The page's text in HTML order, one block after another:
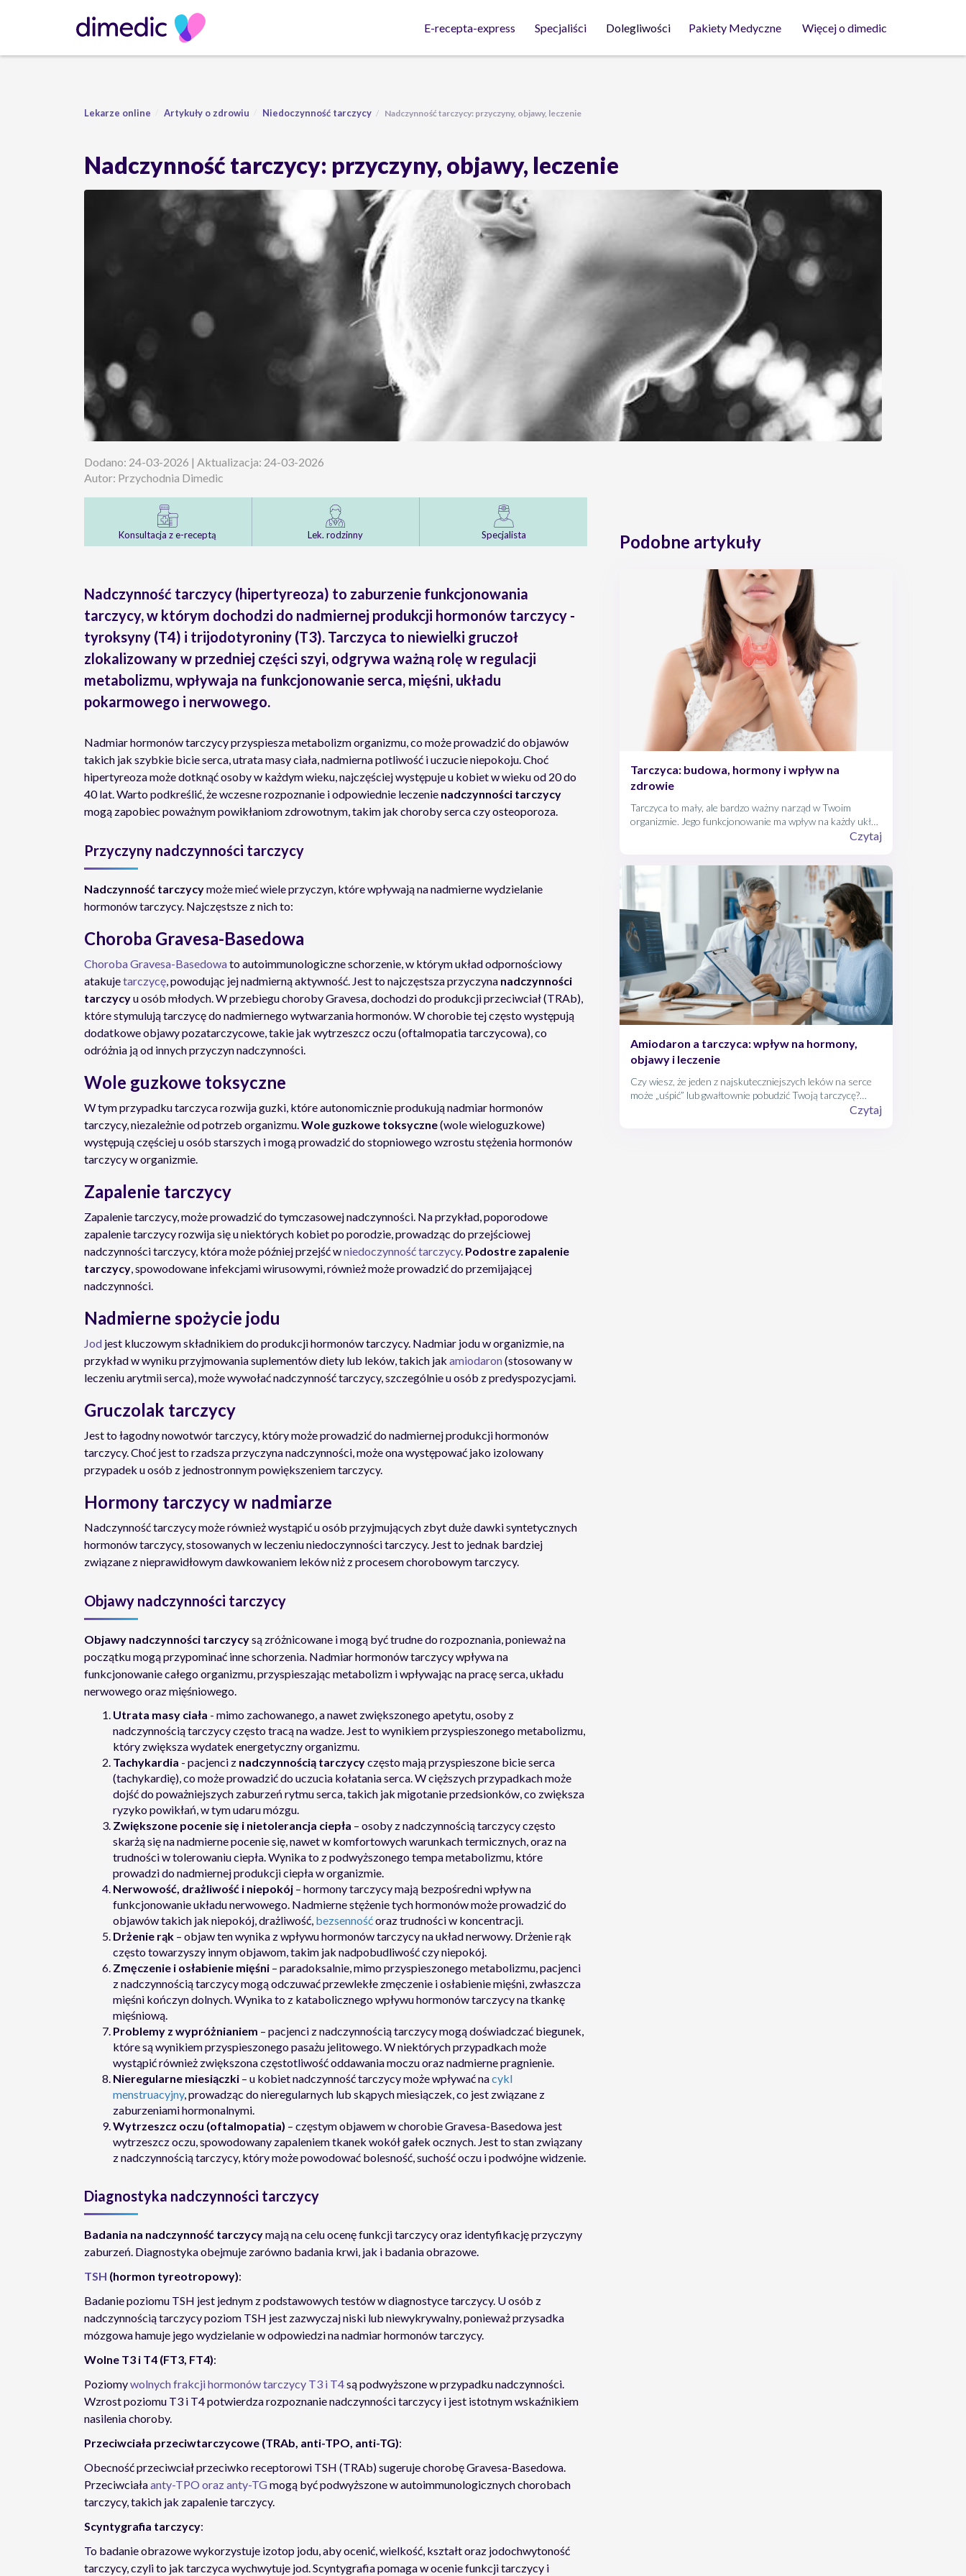
E-recepta-express Specjaliści Dolegliwości Pakiety Medyczne Więcej o dimedic
Lekarze online Artykuły o zdrowiu Niedoczynność tarczycy Nadczynność tarczycy: przyczyny, objawy, leczenie
Nadczynność tarczycy: przyczyny, objawy, leczenie
Dodano: 24-03-2026 | Aktualizacja: 24-03-2026
Autor: Przychodnia Dimedic
Konsultacja z e-receptą Lek. rodzinny Specjalista
Nadczynność tarczycy (hipertyreoza) to zaburzenie funkcjonowania
tarczycy, w którym dochodzi do nadmiernej produkcji hormonów tarczycy -
tyroksyny (T4) i trijodotyroniny (T3). Tarczyca to niewielki gruczoł
zlokalizowany w przedniej części szyi, odgrywa ważną rolę w regulacji
metabolizmu, wpływaja na funkcjonowanie serca, mięśni, układu
pokarmowego i nerwowego.
Nadmiar hormonów tarczycy przyspiesza metabolizm organizmu, co może prowadzić do objawów
takich jak szybkie bicie serca, utrata masy ciała, nadmierna potliwość i uczucie niepokoju. Choć
hipertyreoza może dotknąć osoby w każdym wieku, najczęściej występuje u kobiet w wieku od 20 do
40 lat. Warto podkreślić, że wczesne rozpoznanie i odpowiednie leczenie nadczynności tarczycy
mogą zapobiec poważnym powikłaniom zdrowotnym, takim jak choroby serca czy osteoporoza.
Przyczyny nadczynności tarczycy
Nadczynność tarczycymoże mieć wiele przyczyn, które wpływają na nadmierne wydzielanie
hormonów tarczycy. Najczęstsze z nich to:
Choroba Gravesa-Basedowa
Choroba Gravesa-Basedowato autoimmunologiczne schorzenie, w którym układ odpornościowy
atakujetarczycę, powodując jej nadmierną aktywność. Jest to najczęstsza przyczyna nadczynności
tarczycyu osób młodych. W przebiegu choroby Gravesa, dochodzi do produkcji przeciwciał (TRAb),
które stymulują tarczycę do nadmiernego wytwarzania hormonów. W chorobie tej często występują
dodatkowe objawy pozatarczycowe, takie jak wytrzeszcz oczu (oftalmopatia tarczycowa), co
odróżnia ją od innych przyczyn nadczynności.
Wole guzkowe toksyczne
W tym przypadku tarczyca rozwija guzki, które autonomicznie produkują nadmiar hormonów
tarczycy, niezależnie od potrzeb organizmu.Wole guzkowe toksyczne(wole wieloguzkowe)
występują częściej u osób starszych i mogą prowadzić do stopniowego wzrostu stężenia hormonów
tarczycy w organizmie.
Zapalenie tarczycy
Zapalenie tarczycy, może prowadzić do tymczasowej nadczynności. Na przykład, poporodowe
zapalenie tarczycy rozwija się u niektórych kobiet po porodzie, prowadząc do przejściowej
nadczynności tarczycy, która może później przejść wniedoczynność tarczycy. Podostre zapalenie
tarczycy, spowodowane infekcjami wirusowymi, również może prowadzić do przemijającej
nadczynności.
Nadmierne spożycie jodu
Jod jest kluczowym składnikiem do produkcji hormonów tarczycy. Nadmiar jodu w organizmie, na
przykład w wyniku przyjmowania suplementów diety lub leków, takich jak amiodaron(stosowany w
leczeniu arytmii serca), może wywołać nadczynność tarczycy, szczególnie u osób z predyspozycjami.
Gruczolak tarczycy
Jest to łagodny nowotwór tarczycy, który może prowadzić do nadmiernej produkcji hormonów
tarczycy. Choć jest to rzadsza przyczyna nadczynności, może ona występować jako izolowany
przypadek u osób z jednostronnym powiększeniem tarczycy.
Hormony tarczycy w nadmiarze
Nadczynność tarczycy może również wystąpić u osób przyjmujących zbyt duże dawki syntetycznych
hormonów tarczycy, stosowanych w leczeniu niedoczynności tarczycy. Jest to jednak bardziej
związane z nieprawidłowym dawkowaniem leków niż z procesem chorobowym tarczycy.
Objawy nadczynności tarczycy
Objawy nadczynności tarczycysą zróżnicowane i mogą być trudne do rozpoznania, ponieważ na
początku mogą przypominać inne schorzenia. Nadmiar hormonów tarczycy wpływa na
funkcjonowanie całego organizmu, przyspieszając metabolizm i wpływając na pracę serca, układu
nerwowego oraz mięśniowego.
Utrata masy ciała - mimo zachowanego, a nawet zwiększonego apetytu, osoby z
nadczynnością tarczycy często tracą na wadze. Jest to wynikiem przyspieszonego metabolizmu,
który zwiększa wydatek energetyczny organizmu.
Tachykardia - pacjenci z nadczynnością tarczycyczęsto mają przyspieszone bicie serca
(tachykardię), co może prowadzić do uczucia kołatania serca. W cięższych przypadkach może
dojść do poważniejszych zaburzeń rytmu serca, takich jak migotanie przedsionków, co zwiększa
ryzyko powikłań, w tym udaru mózgu.
Zwiększone pocenie się i nietolerancja ciepła – osoby z nadczynnością tarczycy często
skarżą się na nadmierne pocenie się, nawet w komfortowych warunkach termicznych, oraz na
trudności w tolerowaniu ciepła. Wynika to z podwyższonego tempa metabolizmu, które
prowadzi do nadmiernej produkcji ciepła w organizmie.
Nerwowość, drażliwość i niepokój – hormony tarczycy mają bezpośredni wpływ na
funkcjonowanie układu nerwowego. Nadmierne stężenie tych hormonów może prowadzić do
objawów takich jak niepokój, drażliwość, bezsennośćoraz trudności w koncentracji.
Drżenie rąk – objaw ten wynika z wpływu hormonów tarczycy na układ nerwowy. Drżenie rąk
często towarzyszy innym objawom, takim jak nadpobudliwość czy niepokój.
Zmęczenie i osłabienie mięśni – paradoksalnie, mimo przyspieszonego metabolizmu, pacjenci
z nadczynnością tarczycy mogą odczuwać przewlekłe zmęczenie i osłabienie mięśni, zwłaszcza
mięśni kończyn dolnych. Wynika to z katabolicznego wpływu hormonów tarczycy na tkankę
mięśniową.
Problemy z wypróżnianiem – pacjenci z nadczynnością tarczycy mogą doświadczać biegunek,
które są wynikiem przyspieszonego pasażu jelitowego. W niektórych przypadkach może
wystąpić również zwiększona częstotliwość oddawania moczu oraz nadmierne pragnienie.
Nieregularne miesiączki – u kobiet nadczynność tarczycy może wpływać nacykl
menstruacyjny, prowadząc do nieregularnych lub skąpych miesiączek, co jest związane z
zaburzeniami hormonalnymi.
Wytrzeszcz oczu (oftalmopatia) – częstym objawem w chorobie Gravesa-Basedowa jest
wytrzeszcz oczu, spowodowany zapaleniem tkanek wokół gałek ocznych. Jest to stan związany
z nadczynnością tarczycy, który może powodować bolesność, suchość oczu i podwójne widzenie.
Diagnostyka nadczynności tarczycy
Badania na nadczynność tarczycymają na celu ocenę funkcji tarczycy oraz identyfikację przyczyny
zaburzeń. Diagnostyka obejmuje zarówno badania krwi, jak i badania obrazowe.
TSH (hormon tyreotropowy):
Badanie poziomu TSH jest jednym z podstawowych testów w diagnostyce tarczycy. U osób z
nadczynnością tarczycy poziom TSH jest zazwyczaj niski lub niewykrywalny, ponieważ przysadka
mózgowa hamuje jego wydzielanie w odpowiedzi na nadmiar hormonów tarczycy.
Wolne T3 i T4 (FT3, FT4):
Poziomywolnych frakcji hormonów tarczycy T3 i T4są podwyższone w przypadku nadczynności.
Wzrost poziomu T3 i T4 potwierdza rozpoznanie nadczynności tarczycy i jest istotnym wskaźnikiem
nasilenia choroby.
Przeciwciała przeciwtarczycowe (TRAb, anti-TPO, anti-TG):
Obecność przeciwciał przeciwko receptorowi TSH (TRAb) sugeruje chorobę Gravesa-Basedowa.
Przeciwciałaanty-TPO oraz anty-TGmogą być podwyższone w autoimmunologicznych chorobach
tarczycy, takich jak zapalenie tarczycy.
Scyntygrafia tarczycy:
To badanie obrazowe wykorzystuje izotop jodu, aby ocenić, wielkość, kształt oraz jodochwytoność
tarczycy, czyli to jak tarczyca wychwytuje jod. Scyntygrafia pomaga w ocenie funkcji tarczycy i
Podobne artykuły
Tarczyca: budowa, hormony i wpływ na
zdrowie
Tarczyca to mały, ale bardzo ważny narząd w Twoim
organizmie. Jego funkcjonowanie ma wpływ na każdy układ
(pokarmowy, mięśniowy, nerwowy, itd.) w Twoim ciele.
odczuwać lub nie wiązać ich z tym organem.
Czytaj
Amiodaron a tarczyca: wpływ na hormony,
objawy i leczenie
Czy wiesz, że jeden z najskuteczniejszych leków na serce
może „uśpić” lub gwałtownie pobudzić Twoją tarczycę?
Amiodaron to potężny sojusznik kardiologów, któryCzytaj